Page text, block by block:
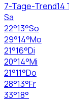
7-Tage-Trend14
Sa
22°13°So
29°14°Mo
21°16°Di
20°14°Mi
21°11°Do
28°13°Fr
33°18°